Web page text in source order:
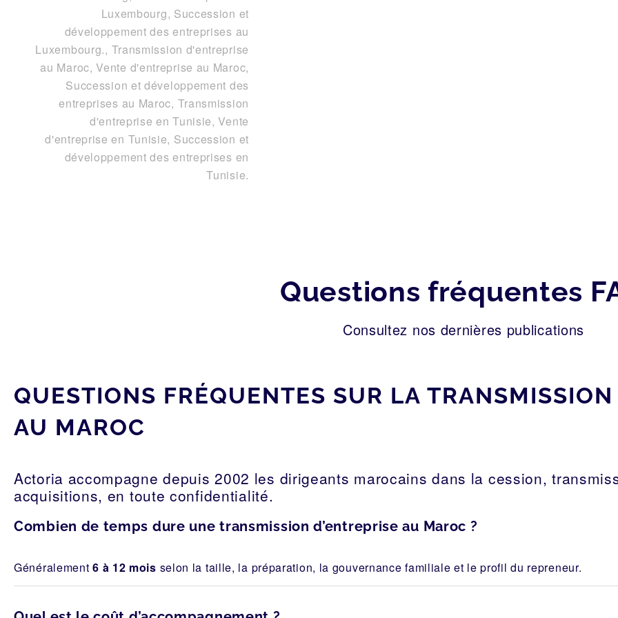
Luxembourg, Succession et
développement des entreprises au
Luxembourg., Transmission d'entreprise
au Maroc, Vente d'entreprise au Maroc,
Succession et développement des
entreprises au Maroc, Transmission
d'entreprise en Tunisie, Vente
d'entreprise en Tunisie, Succession et
développement des entreprises en
Tunisie.
Questions fréquentes
Consultez nos dernières publications
QUESTIONS FRÉQUENTES SUR LA TRANSMISSION
AU MAROC
Actoria accompagne depuis 2002 les dirigeants marocains dans la cession,
acquisitions, en toute confidentialité.
Combien de temps dure une transmission d’entreprise au Maroc ?
Généralement6 à 12 mois selon la taille, la préparation, la gouvernance familiale et le profil du repreneur.